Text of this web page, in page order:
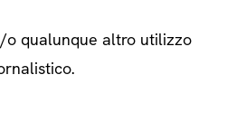
qualunque altro utilizzo